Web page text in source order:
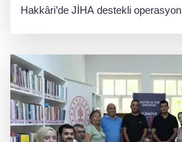
Hakkâri’de JİHA destekli operasyon